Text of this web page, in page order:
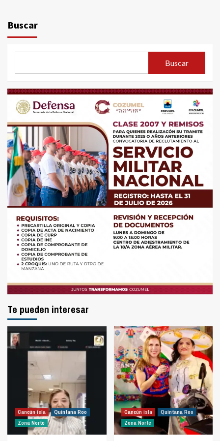
Buscar
Buscar
Te pueden interesar
Cancún isla
Quintana Roo
Zona Norte
Cancún isla
Quintana Roo
Zona Norte